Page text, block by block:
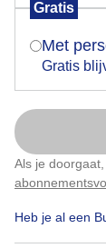
Gratis
Met
Gratis
Als je
Heb je al een
Door: Anita
Graanmolen